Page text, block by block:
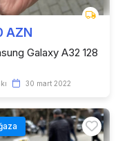
AZN
Galaxy A32 128
30 mart 2022